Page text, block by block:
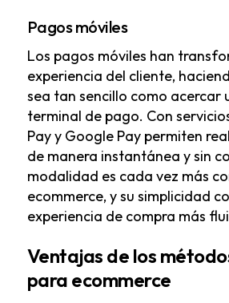
Pagos móviles
Los pagos móviles han
experiencia del cliente,
sea tan sencillo como acercar
terminal de pago. Con
Pay y Google Pay permiten
de manera instantánea y sin
modalidad es cada vez más
ecommerce, y su simplicidad
experiencia de compra más
Ventajas de los
para ecommerce